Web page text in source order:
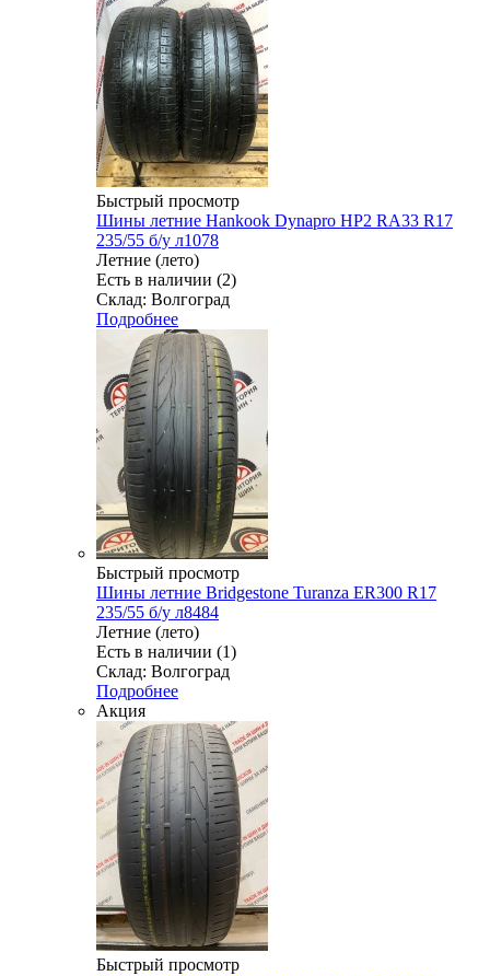
Быстрый просмотр
Шины летние Hankook Dynapro HP2 RA33 R17
235/55 б/у л1078
Летние (лето)
Есть в наличии (2)
Склад: Волгоград
Подробнее
Быстрый просмотр
Шины летние Bridgestone Turanza ER300 R17
235/55 б/у л8484
Летние (лето)
Есть в наличии (1)
Склад: Волгоград
Подробнее
Акция
Быстрый просмотр